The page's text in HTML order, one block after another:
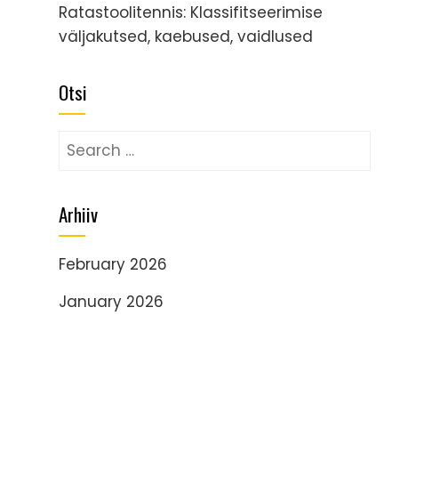
Ratastoolitennis: Klassifitseerimise
väljakutsed, kaebused, vaidlused
Otsi
Search
Arhiiv
February 2026
January 2026